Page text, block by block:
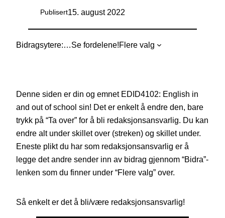
Publisert15. august 2022
Bidragsytere: Se fordelene!Flere valg
Denne siden er din og emnet EDID4102: English in
and out of school sin! Det er enkelt å endre den, bare
trykk på “Ta over” for å bli redaksjonsansvarlig. Du kan
endre alt under skillet over (streken) og skillet under.
Eneste plikt du har som redaksjonsansvarlig er å
legge det andre sender inn av bidrag gjennom “Bidra”-
lenken som du finner under “Flere valg” over.
Så enkelt er det å bli/være redaksjonsansvarlig!